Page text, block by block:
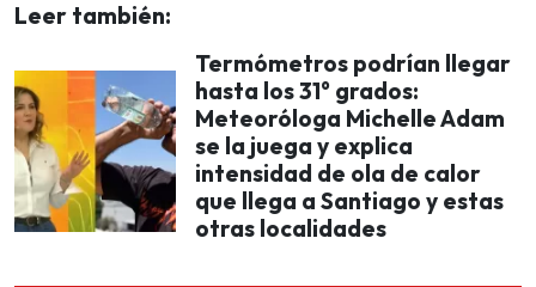
Leer también:
Termómetros podrían llegar
hasta los 31° grados:
Meteoróloga Michelle Adam
se la juega y explica
intensidad de ola de calor
que llega a Santiago y estas
otras localidades